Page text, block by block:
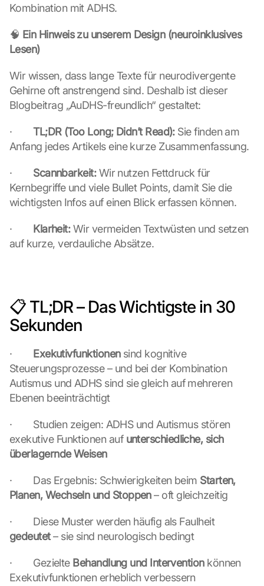
Kombination mit ADHS.
🧠 Ein Hinweis zu unserem Design (neuroinklusives
Lesen)
Wir wissen, dass lange Texte für neurodivergente
Gehirne oft anstrengend sind. Deshalb ist dieser
Blogbeitrag „AuDHS-freundlich“ gestaltet:
· TL;DR (Too Long; Didn’t Read): Sie finden am
Anfang jedes Artikels eine kurze Zusammenfassung.
· Scannbarkeit: Wir nutzen Fettdruck für
Kernbegriffe und viele Bullet Points, damit Sie die
wichtigsten Infos auf einen Blick erfassen können.
· Klarheit: Wir vermeiden Textwüsten und setzen
auf kurze, verdauliche Absätze.
📋 TL;DR – Das Wichtigste in 30
Sekunden
· Exekutivfunktionen sind kognitive
Steuerungsprozesse – und bei der Kombination
Autismus und ADHS sind sie gleich auf mehreren
Ebenen beeinträchtigt
·        Studien zeigen: ADHS und Autismus stören
exekutive Funktionen auf unterschiedliche, sich
überlagernde Weisen
·        Das Ergebnis: Schwierigkeiten beim Starten,
Planen, Wechseln und Stoppen – oft gleichzeitig
·        Diese Muster werden häufig als Faulheit
gedeutet – sie sind neurologisch bedingt
·        Gezielte Behandlung und Intervention können
Exekutivfunktionen erheblich verbessern